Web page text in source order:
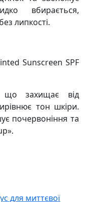
вбирається,
липкості.
Sunscreen SPF
що захищає від
тон шкіри.
почервоніння та